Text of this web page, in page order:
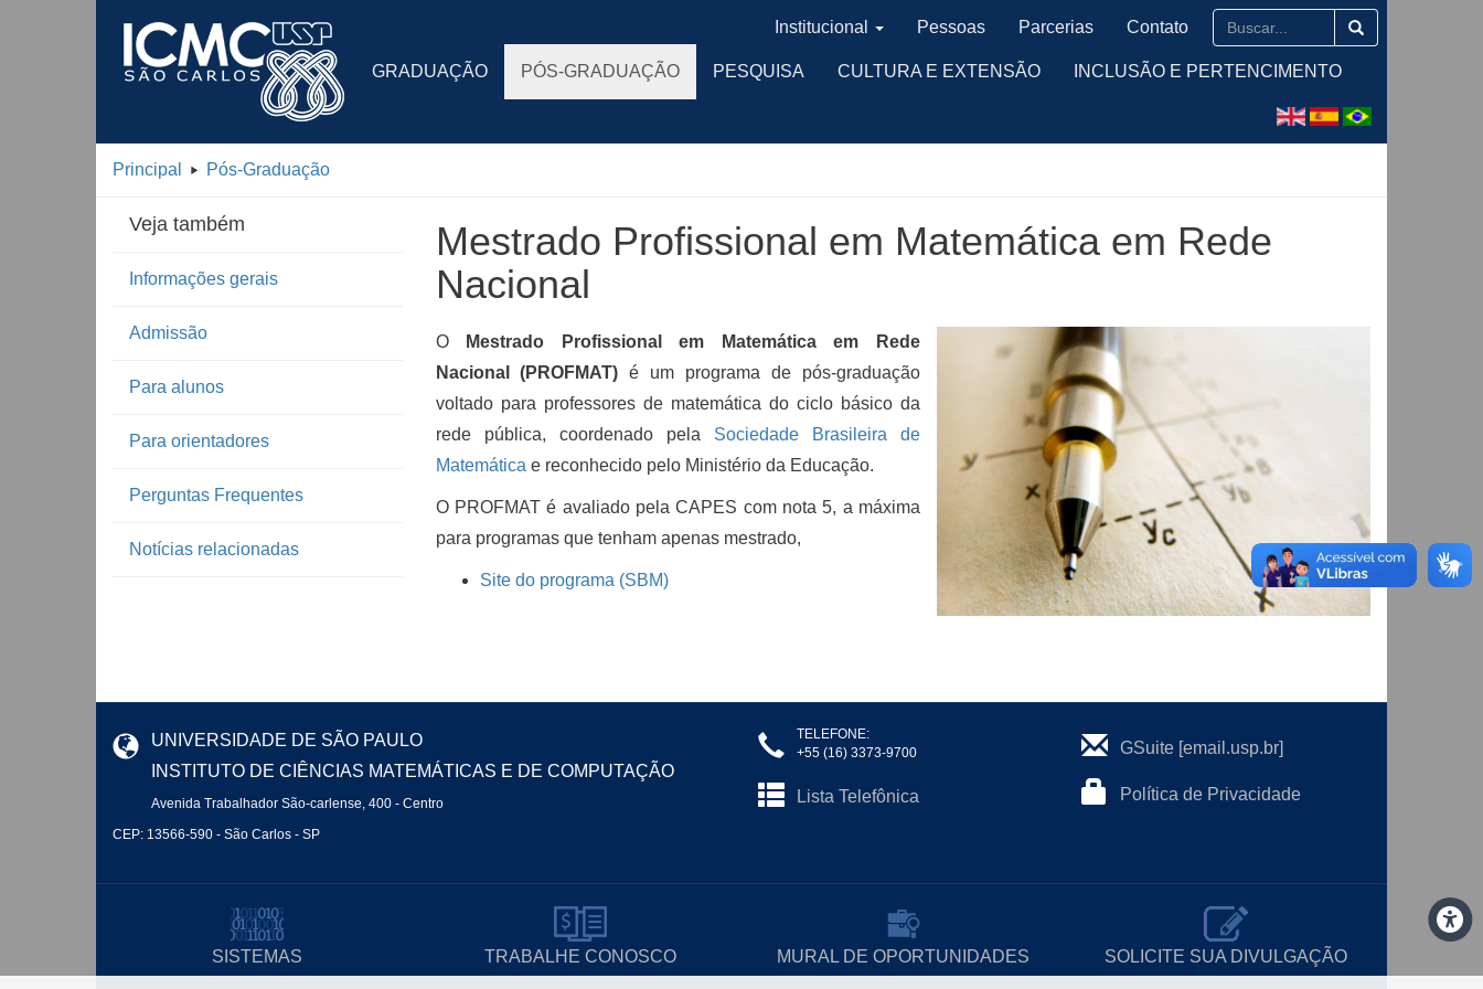
GRADUAÇÃO PÓS-GRADUAÇÃO PESQUISA CULTURA E EXTENSÃO INCLUSÃO E PERTENCIMENTO
Institucional Pessoas Parcerias Contato
Principal Pós-Graduação
Veja também
Informações gerais
Admissão
Para alunos
Para orientadores
Perguntas Frequentes
Notícias relacionadas
Mestrado Profissional em Matemática em Rede
Nacional
O
Mestrado Profissional em Matemática em Rede
Nacional (PROFMAT) é um programa de pós-graduação
voltado para professores de matemática do ciclo básico da
rede pública, coordenado pela Sociedade Brasileira de
Matemática e reconhecido pelo Ministério da Educação.
O PROFMAT é avaliado pela CAPES com nota 5, a máxima
para programas que tenham apenas mestrado,
Site do programa (SBM)
UNIVERSIDADE DE SÃO PAULO
INSTITUTO DE CIÊNCIAS MATEMÁTICAS E DE COMPUTAÇÃO
Avenida Trabalhador São-carlense, 400 - Centro
CEP: 13566-590 - São Carlos - SP
TELEFONE:
+55 (16) 3373-9700
Lista Telefônica
GSuite [email.usp.br]
Política de Privacidade
SISTEMAS TRABALHE CONOSCO MURAL DE OPORTUNIDADES SOLICITE SUA DIVULGAÇÃO